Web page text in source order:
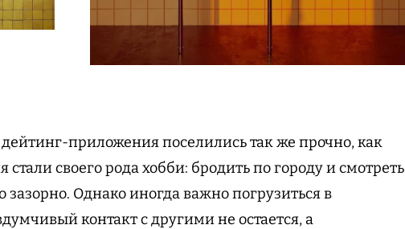
приложения поселились так же прочно, как
своего рода хобби: бродить по городу и смотреть
Однако иногда важно погрузиться в
контакт с другими не остается, а